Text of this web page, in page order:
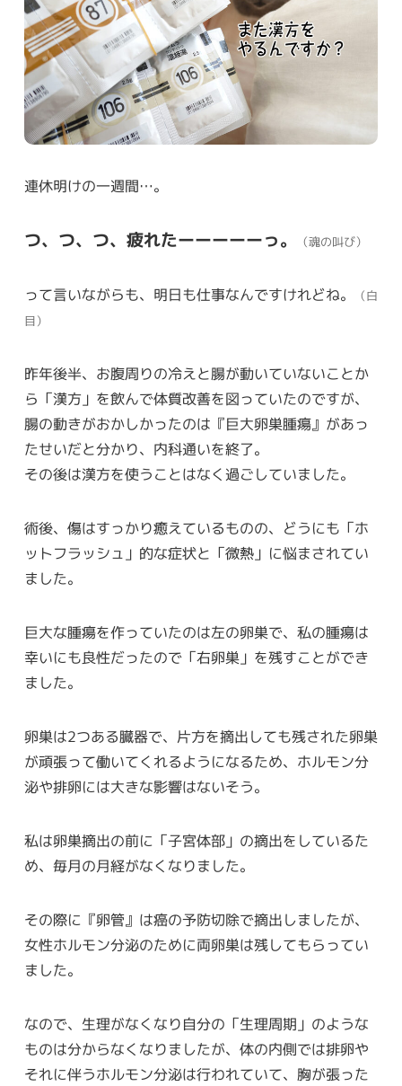
連休明けの一週間…。
つ、つ、つ、疲れたーーーーーっ。 （魂の叫び）
って言いながらも、明日も仕事なんですけれどね。
（白
目）
昨年後半、お腹周りの冷えと腸が動いていないことか
ら「漢方」を飲んで体質改善を図っていたのですが、
腸の動きがおかしかったのは『巨大卵巣腫瘍』があっ
たせいだと分かり、内科通いを終了。
その後は漢方を使うことはなく過ごしていました。
術後、傷はすっかり癒えているものの、どうにも「ホ
ットフラッシュ」的な症状と「微熱」に悩まされてい
ました。
巨大な腫瘍を作っていたのは左の卵巣で、私の腫瘍は
幸いにも良性だったので「右卵巣」を残すことができ
ました。
卵巣は2つある臓器で、片方を摘出しても残された卵巣
が頑張って働いてくれるようになるため、ホルモン分
泌や排卵には大きな影響はないそう。
私は卵巣摘出の前に「子宮体部」の摘出をしているた
め、毎月の月経がなくなりました。
その際に『卵管』は癌の予防切除で摘出しましたが、
女性ホルモン分泌のために両卵巣は残してもらってい
ました。
なので、生理がなくなり自分の「生理周期」のような
ものは分からなくなりましたが、体の内側では排卵や
それに伴うホルモン分泌は行われていて、胸が張った